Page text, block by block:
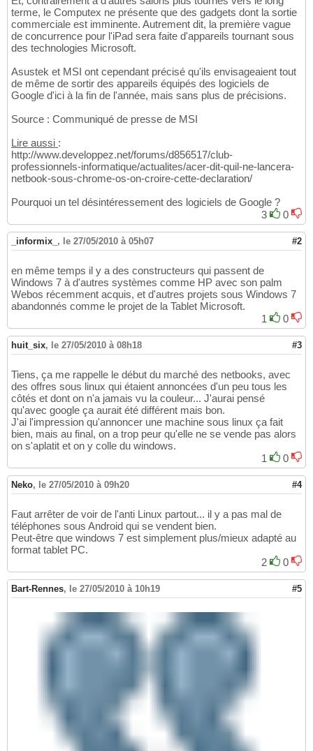
terme, le Computex ne présente que des gadgets dont la sortie
commerciale est imminente. Autrement dit, la première vague
de concurrence pour l'iPad sera faite d'appareils tournant sous
des technologies Microsoft.
Asustek et MSI ont cependant précisé qu'ils envisageaient tout
de même de sortir des appareils équipés des logiciels de
Google d'ici à la fin de l'année, mais sans plus de précisions.
Source : Communiqué de presse de MSI
Lire aussi :
http://www.developpez.net/forums/d856517/club-
professionnels-informatique/actualites/acer-dit-quil-ne-lancera-
netbook-sous-chrome-os-on-croire-cette-declaration/
Pourquoi un tel désintéressement des logiciels de Google ?
3
0
_informix_ , le 27/05/2010 à 05h07 #2
en même temps il y a des constructeurs qui passent de
Windows 7 à d'autres systèmes comme HP avec son palm
Webos récemment acquis, et d'autres projets sous Windows 7
abandonnés comme le projet de la Tablet Microsoft.
1
0
huit_six, le 27/05/2010 à 08h18 #3
Tiens, ça me rappelle le début du marché des netbooks, avec
des offres sous linux qui étaient annoncées d'un peu tous les
côtés et dont on n'a jamais vu la couleur... J'aurai pensé
qu'avec google ça aurait été différent mais bon.
J'ai l'impression qu'annoncer une machine sous linux ça fait
bien, mais au final, on a trop peur qu'elle ne se vende pas alors
on s'aplatit et on y colle du windows.
1
0
Neko, le 27/05/2010 à 09h20 #4
Faut arrêter de voir de l'anti Linux partout... il y a pas mal de
téléphones sous Android qui se vendent bien.
Peut-être que windows 7 est simplement plus/mieux adapté au
format tablet PC.
2
0
Bart-Rennes, le 27/05/2010 à 10h19 #5